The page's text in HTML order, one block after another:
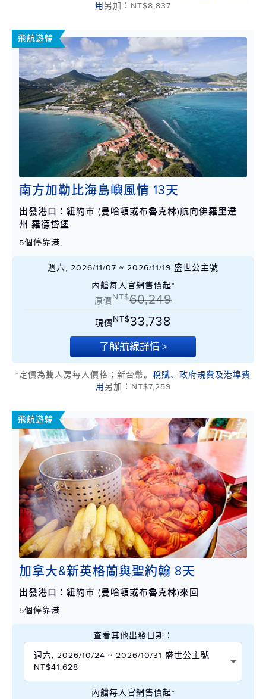
用 另加：NT$8,837
飛航遊輪
南方加勒比海島嶼風情 13天
出發港口：紐約市 (曼哈頓或布魯克林)航向佛羅里達
州 羅德岱堡
5個停靠港
週六, 2026/11/07 ~ 2026/11/19 盛世公主號
內艙每人官網售價起*
原價NT$60,249
現價NT$33,738
了解航線詳情 >
*定價為雙人房每人價格；新台幣。 稅賦、政府規費及港埠費
用 另加：NT$7,259
飛航遊輪
加拿大&新英格蘭與聖約翰 8天
出發港口：紐約市 (曼哈頓或布魯克林)來回
5個停靠港
查看其他出發日期：
週六, 2026/10/24 ~ 2026/10/31 盛世公主號
NT$41,628
內艙每人官網售價起*